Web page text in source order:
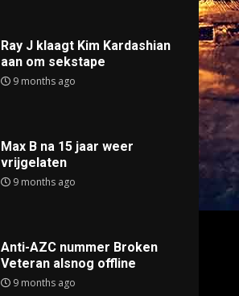
Ray J klaagt Kim Kardashian
aan om sekstape
9 months ago
Max B na 15 jaar weer
vrijgelaten
9 months ago
Anti-AZC nummer Broken
Veteran alsnog offline
9 months ago